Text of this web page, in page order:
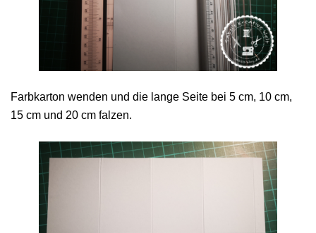
Farbkarton wenden und die lange Seite bei 5 cm, 10 cm,
15 cm und 20 cm falzen.